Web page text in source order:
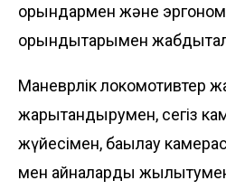
орындармен және
орындықтарымен
Маневрлік локомотивтер
жарықтандырумен, сегіз
жүйесімен, бақылау
мен айналарды